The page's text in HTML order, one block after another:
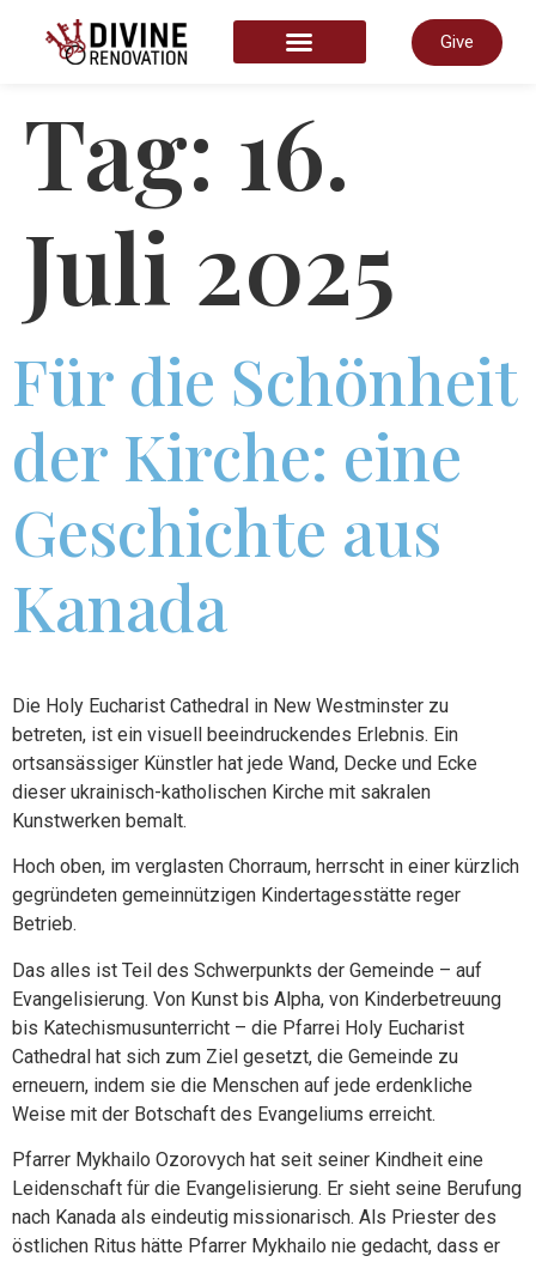
Give
Tag: 16.
Juli 2025
Für die Schönheit
der Kirche: eine
Geschichte aus
Kanada
Die Holy Eucharist Cathedral in New Westminster zu
betreten, ist ein visuell beeindruckendes Erlebnis. Ein
ortsansässiger Künstler hat jede Wand, Decke und Ecke
dieser ukrainisch-katholischen Kirche mit sakralen
Kunstwerken bemalt.
Hoch oben, im verglasten Chorraum, herrscht in einer kürzlich
gegründeten gemeinnützigen Kindertagesstätte reger
Betrieb.
Das alles ist Teil des Schwerpunkts der Gemeinde – auf
Evangelisierung. Von Kunst bis Alpha, von Kinderbetreuung
bis Katechismusunterricht – die Pfarrei Holy Eucharist
Cathedral hat sich zum Ziel gesetzt, die Gemeinde zu
erneuern, indem sie die Menschen auf jede erdenkliche
Weise mit der Botschaft des Evangeliums erreicht.
Pfarrer Mykhailo Ozorovych hat seit seiner Kindheit eine
Leidenschaft für die Evangelisierung. Er sieht seine Berufung
nach Kanada als eindeutig missionarisch. Als Priester des
östlichen Ritus hätte Pfarrer Mykhailo nie gedacht, dass er